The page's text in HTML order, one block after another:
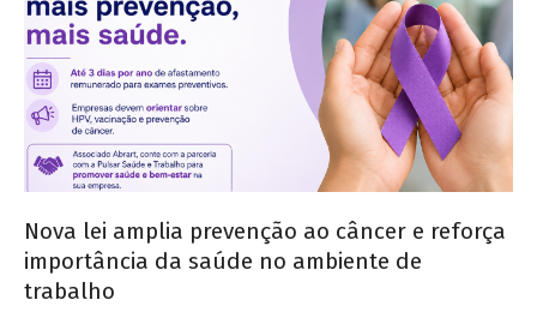
Nova lei amplia prevenção ao câncer e reforça
importância da saúde no ambiente de
trabalho